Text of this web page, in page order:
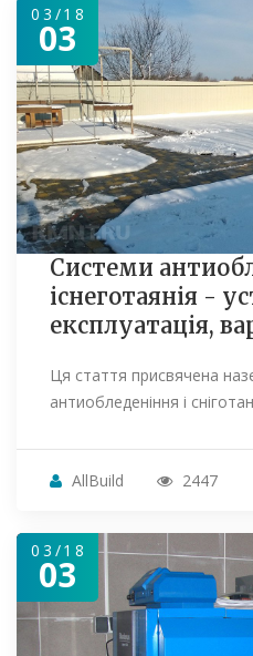
03/18
03
Системи
існеготаянія -
експлуатація,
Ця стаття присвячена
антиобледеніння і
AllBuild 2447
03/18
03